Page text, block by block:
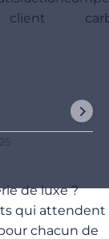
client
de luxe ?
qui attendent
chacun de